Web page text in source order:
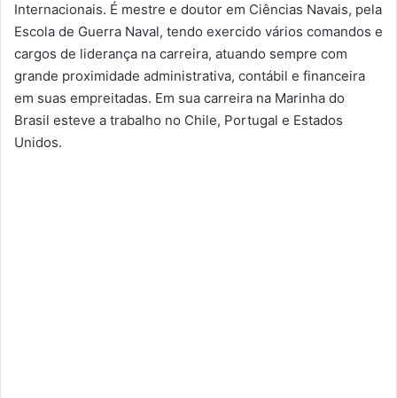
Internacionais. É mestre e doutor em Ciências Navais, pela
Escola de Guerra Naval, tendo exercido vários comandos e
cargos de liderança na carreira, atuando sempre com
grande proximidade administrativa, contábil e financeira
em suas empreitadas. Em sua carreira na Marinha do
Brasil esteve a trabalho no Chile, Portugal e Estados
Unidos.